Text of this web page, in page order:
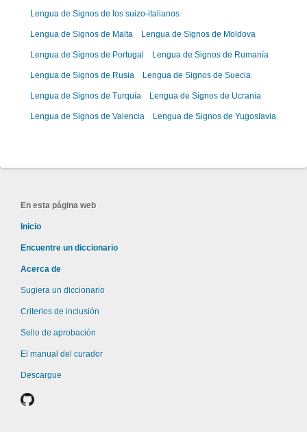
Lengua de Signos de los suizo-italianos
Lengua de Signos de Malta Lengua de Signos de Moldova
Lengua de Signos de Portugal Lengua de Signos de Rumanía
Lengua de Signos de Rusia Lengua de Signos de Suecia
Lengua de Signos de Turquía Lengua de Signos de Ucrania
Lengua de Signos de Valencia Lengua de Signos de Yugoslavia
En esta página web
Inicio
Encuentre un diccionario
Acerca de
Sugiera un diccionario
Criterios de inclusión
Sello de aprobación
El manual del curador
Descargue